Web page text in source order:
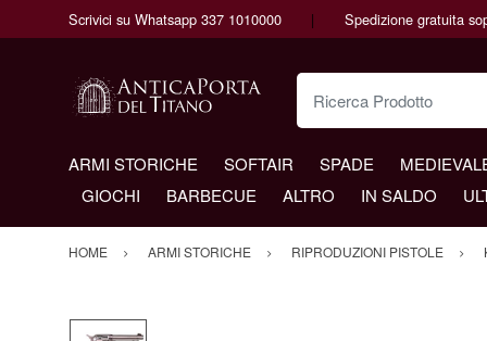
Scrivici su Whatsapp 337 1010000 Spedizione gratuita
Ricerca Prodotto
ARMI STORICHE SOFTAIR SPADE
GIOCHI
BARBECUE ALTRO IN SALDO
HOME ARMI STORICHE RIPRODUZIONI PISTOLE